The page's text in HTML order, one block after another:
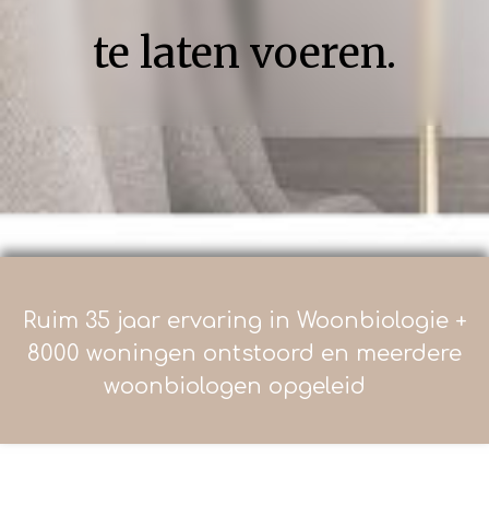
te laten voeren.
Ruim 35 jaar ervaring in Woonbiologie +
8000 woningen ontstoord en meerdere
woonbiologen opgeleid